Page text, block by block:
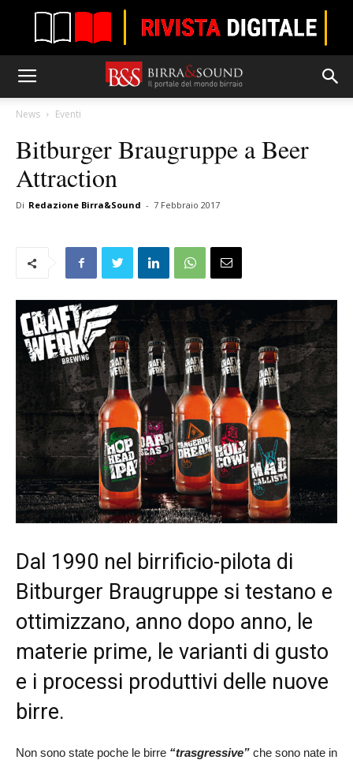
News Eventi
Bitburger Braugruppe a Beer
Attraction
Di Redazione Birra&Sound - 7 Febbraio 2017
Dal 1990 nel birrificio-pilota di
Bitburger Braugruppe si testano e
ottimizzano, anno dopo anno, le
materie prime, le varianti di gusto
e i processi produttivi delle nuove
birre.
Non sono state poche le birre “trasgressive” che sono nate in